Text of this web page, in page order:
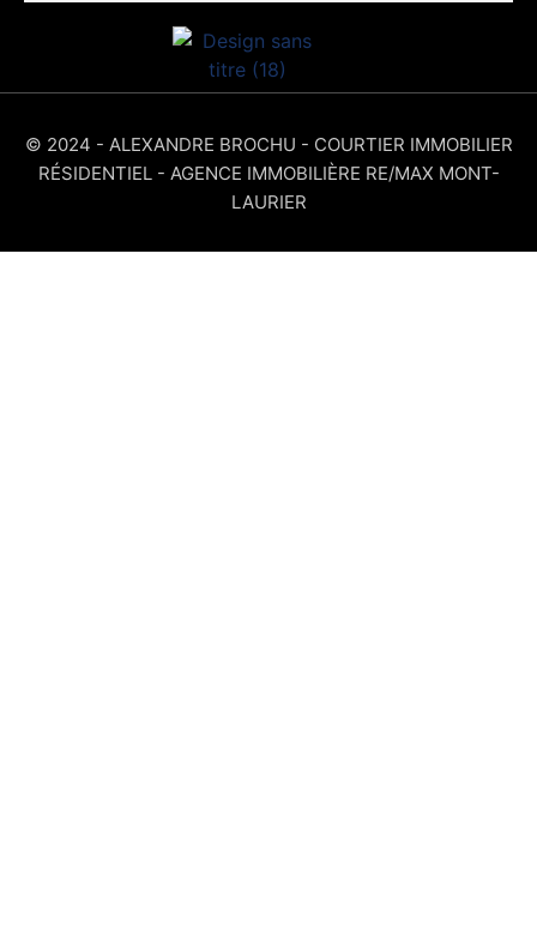
© 2024 - ALEXANDRE BROCHU - COURTIER IMMOBILIER
RÉSIDENTIEL - AGENCE IMMOBILIÈRE RE/MAX MONT-
LAURIER